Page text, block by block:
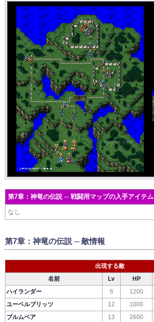
第7章：神竜の伝説 ─ 戦闘用マップの入手アイテム
なし
第7章：神竜の伝説 ─ 敵情報
出現する敵
名前
Lv HP
ハイランダー
6 1200
ユーベルブリッツ
12 1000
ブルムベア
13 2600